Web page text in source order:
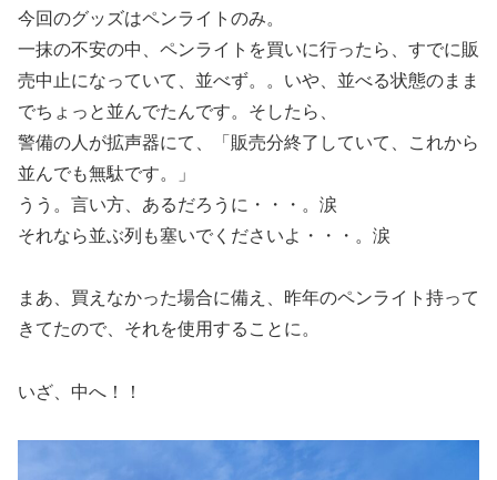
今回のグッズはペンライトのみ。
一抹の不安の中、ペンライトを買いに行ったら、すでに販
売中止になっていて、並べず。。いや、並べる状態のまま
でちょっと並んでたんです。そしたら、
警備の人が拡声器にて、「販売分終了していて、これから
並んでも無駄です。」
うう。言い方、あるだろうに・・・。涙
それなら並ぶ列も塞いでくださいよ・・・。涙
まあ、買えなかった場合に備え、昨年のペンライト持って
きてたので、それを使用することに。
いざ、中へ！！